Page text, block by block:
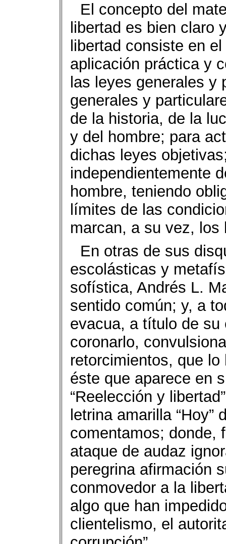
El concepto del
libertad es bien claro
libertad consiste en
aplicación práctica y
las leyes generales y
generales y
de la historia, de la
y del hombre; para
dichas leyes
independientemente
hombre, teniendo
límites de las
marcan, a su vez,
En otras de sus
escolásticas y
sofística, Andrés L.
sentido común; y, a
evacua, a título de
coronarlo,
retorcimientos, que
éste que aparece en
“Reelección y
letrina amarilla
comentamos; donde,
ataque de audaz
peregrina afirmación
conmovedor a la
algo que han
clientelismo, el